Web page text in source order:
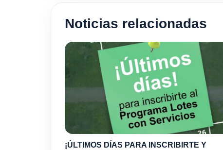
Noticias relacionadas
¡ÚLTIMOS DÍAS PARA INSCRIBIRTE Y